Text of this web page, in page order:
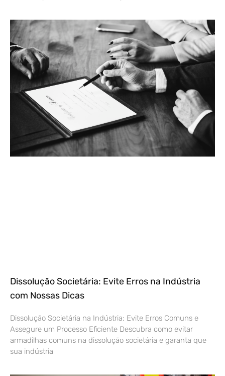
Dissolução Societária: Evite Erros na Indústria
com Nossas Dicas
Dissolução Societária na Indústria: Evite Erros Comuns e
Assegure um Processo Eficiente Descubra como evitar
armadilhas comuns na dissolução societária e garanta que
sua indústria